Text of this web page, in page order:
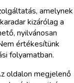
amelynek
kizárólag a
nyilvánosan
értékesítünk
folyamatban.
oldalon megjelenő